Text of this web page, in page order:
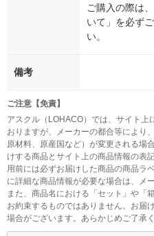
ご購入の際は
いて」を必ず
い。
備考
ご注意【免責】
アスクル（LOHACO）では、サイト上
おりますが、メーカーの都合等により
原材料、原産国など）が変更される場
けする商品とサイト上の商品情報の表
用前には必ずお届けした商品の商品ラ
に詳細な商品情報が必要な場合は、メ
また、商品名における「セット」や「
お約束するものではありません。お届
場合がございます。あらかじめご了承く